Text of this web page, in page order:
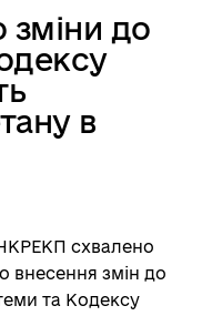
до
в
схвалено
внесення змін до
та Кодексу